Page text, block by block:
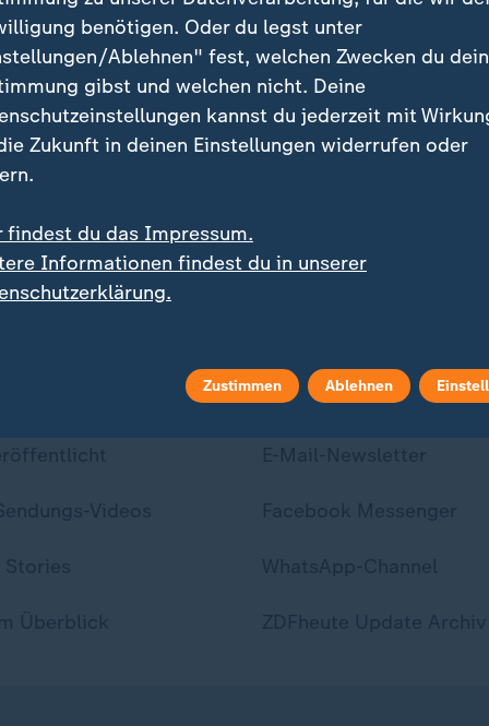
| Volle Kanne Gesellschaft | Volle Kanne
Pasta mit Garnelen
ZDFheute Update
benötigen. Oder du legst unter
Ablehnen" fest, welchen Zwecken du
gibst und welchen nicht. Deine
kannst du jederzeit mit
Zukunft in deinen Einstellungen widerrufen oder
findest du das Impressum.
Informationen findest du in unserer
Zustimmen Ablehnen